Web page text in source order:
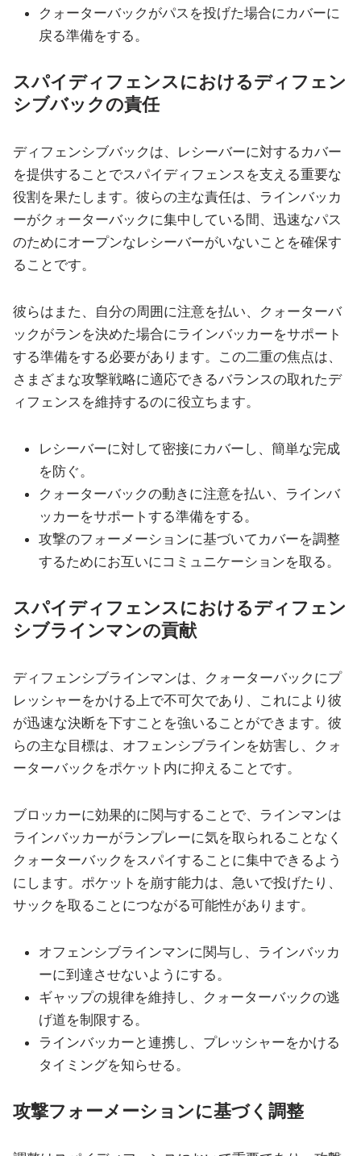
クォーターバックがパスを投げた場合にカバーに
戻る準備をする。
スパイディフェンスにおけるディフェン
シブバックの責任
ディフェンシブバックは、レシーバーに対するカバー
を提供することでスパイディフェンスを支える重要な
役割を果たします。彼らの主な責任は、ラインバッカ
ーがクォーターバックに集中している間、迅速なパス
のためにオープンなレシーバーがいないことを確保す
ることです。
彼らはまた、自分の周囲に注意を払い、クォーターバ
ックがランを決めた場合にラインバッカーをサポート
する準備をする必要があります。この二重の焦点は、
さまざまな攻撃戦略に適応できるバランスの取れたデ
ィフェンスを維持するのに役立ちます。
レシーバーに対して密接にカバーし、簡単な完成
を防ぐ。
クォーターバックの動きに注意を払い、ラインバ
ッカーをサポートする準備をする。
攻撃のフォーメーションに基づいてカバーを調整
するためにお互いにコミュニケーションを取る。
スパイディフェンスにおけるディフェン
シブラインマンの貢献
ディフェンシブラインマンは、クォーターバックにプ
レッシャーをかける上で不可欠であり、これにより彼
が迅速な決断を下すことを強いることができます。彼
らの主な目標は、オフェンシブラインを妨害し、クォ
ーターバックをポケット内に抑えることです。
ブロッカーに効果的に関与することで、ラインマンは
ラインバッカーがランプレーに気を取られることなく
クォーターバックをスパイすることに集中できるよう
にします。ポケットを崩す能力は、急いで投げたり、
サックを取ることにつながる可能性があります。
オフェンシブラインマンに関与し、ラインバッカ
ーに到達させないようにする。
ギャップの規律を維持し、クォーターバックの逃
げ道を制限する。
ラインバッカーと連携し、プレッシャーをかける
タイミングを知らせる。
攻撃フォーメーションに基づく調整